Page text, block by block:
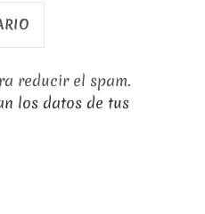
reducir el spam.
los datos de tus